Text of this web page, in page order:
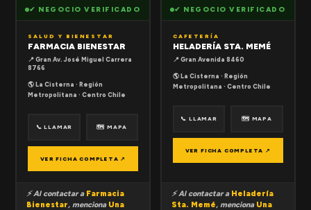
✔ NEGOCIO VERIFICADO
SALUD Y BIENESTAR
FARMACIA BIENESTAR
📍 Gran Av. José Miguel Carrera
8766
🌎 La Cisterna · Región
Metropolitana · Centro Chile
📞 LLAMAR 🗺 MAPA
VER FICHA COMPLETA ↗
⚡ Al contactar a Farmacia
Bienestar, menciona Una
✔ NEGOCIO VERIFICADO
CAFETERÍA
HELADERÍA STA. MEMÉ
📍 Gran Avenida 8460
🌎 La Cisterna · Región
Metropolitana · Centro Chile
📞 LLAMAR 🗺 MAPA
VER FICHA COMPLETA ↗
⚡ Al contactar a Heladería
Sta. Memé, menciona Una